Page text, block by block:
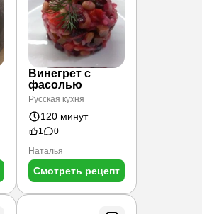
Винегрет с
фасолью
Русская кухня
120 минут
1
0
Наталья
Смотреть рецепт